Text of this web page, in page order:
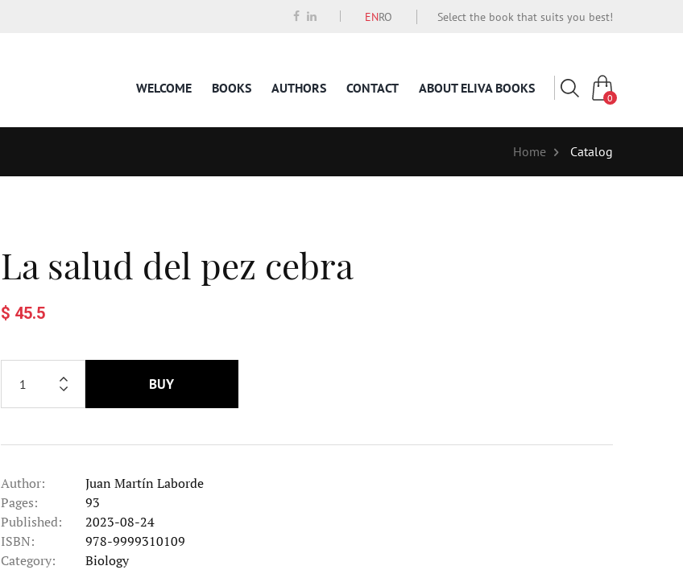
ENRO Select the book that suits you best!
WELCOME BOOKS AUTHORS CONTACT ABOUT ELIVA BOOKS
0
Home Catalog
La salud del pez cebra
$ 45.5
BUY
Author:
Juan Martín Laborde
Pages:
93
Published:
2023-08-24
ISBN:
978-9999310109
Category:
Biology